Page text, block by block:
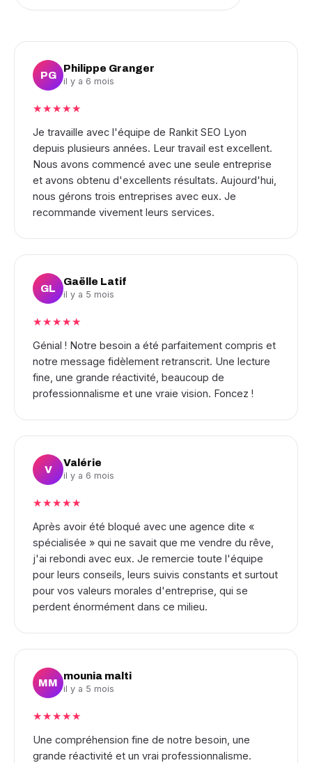
PG
Philippe Granger
il y a 6 mois
★★★★★
Je travaille avec l'équipe de Rankit SEO Lyon
depuis plusieurs années. Leur travail est excellent.
Nous avons commencé avec une seule entreprise
et avons obtenu d'excellents résultats. Aujourd'hui,
nous gérons trois entreprises avec eux. Je
recommande vivement leurs services.
GL
Gaëlle Latif
il y a 5 mois
★★★★★
Génial ! Notre besoin a été parfaitement compris et
notre message fidèlement retranscrit. Une lecture
fine, une grande réactivité, beaucoup de
professionnalisme et une vraie vision. Foncez !
V
Valérie
il y a 6 mois
★★★★★
Après avoir été bloqué avec une agence dite «
spécialisée » qui ne savait que me vendre du rêve,
j'ai rebondi avec eux. Je remercie toute l'équipe
pour leurs conseils, leurs suivis constants et surtout
pour vos valeurs morales d'entreprise, qui se
perdent énormément dans ce milieu.
MM
mounia malti
il y a 5 mois
★★★★★
Une compréhension fine de notre besoin, une
grande réactivité et un vrai professionnalisme.